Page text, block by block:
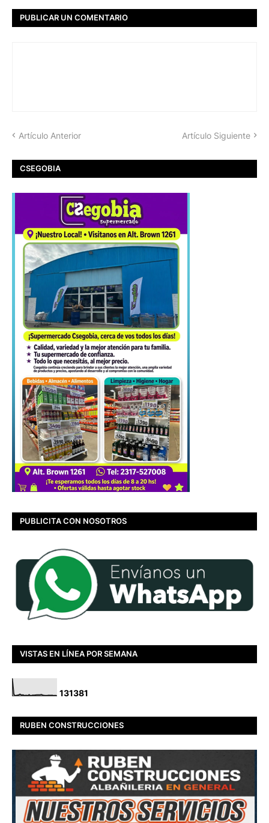
PUBLICAR UN COMENTARIO
Artículo Anterior Artículo Siguiente
CSEGOBIA
PUBLICITA CON NOSOTROS
VISTAS EN LÍNEA POR SEMANA
131381
RUBEN CONSTRUCCIONES